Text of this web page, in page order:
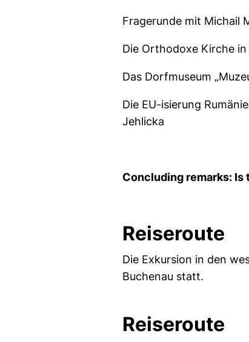
Fragerunde mit Michail
Die Orthodoxe Kirche in
Das Dorfmuseum
Die EU-isierung
Jehlicka
Concluding remarks: Is
Reiseroute
Die Exkursion in den
Buchenau statt.
Reiseroute